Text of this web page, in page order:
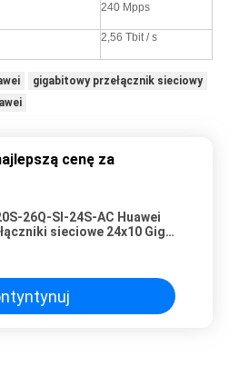
240 Mpps
2,56 Tbit / s
gigabitowy przełącznik sieciowy
cenę za
26Q-SI-24S-AC Huawei
sieciowe 24x10 Gig